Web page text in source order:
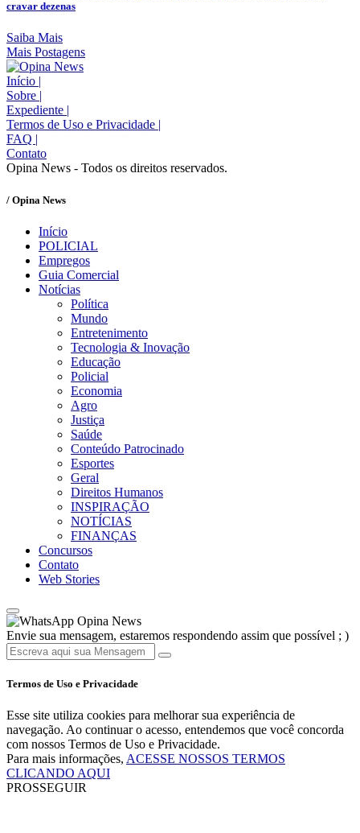
cravar dezenas
Saiba Mais
Mais Postagens
Início
Sobre
Expediente
Termos de Uso e Privacidade
FAQ
Contato
Opina News - Todos os direitos reservados.
/ Opina News
Início
POLICIAL
Empregos
Guia Comercial
Notícias
Política
Mundo
Entretenimento
Tecnologia & Inovação
Educação
Policial
Economia
Agro
Justiça
Saúde
Conteúdo Patrocinado
Esportes
Geral
Direitos Humanos
INSPIRAÇÃO
NOTÍCIAS
FINANÇAS
Concursos
Contato
Web Stories
Opina News
Envie sua mensagem, estaremos respondendo assim que possível ; )
Termos de Uso e Privacidade
Esse site utiliza cookies para melhorar sua experiência de
navegação. Ao continuar o acesso, entendemos que você concorda
com nossos Termos de Uso e Privacidade.
Para mais informações, ACESSE NOSSOS TERMOS
CLICANDO AQUI
PROSSEGUIR